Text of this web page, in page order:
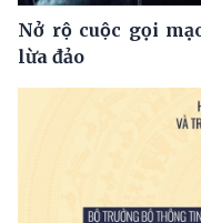
Nở rộ cuộc gọi
lừa đảo